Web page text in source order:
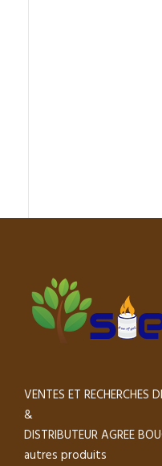
VENTES ET RECHERCHES
&
DISTRIBUTEUR AGREE
autres produits